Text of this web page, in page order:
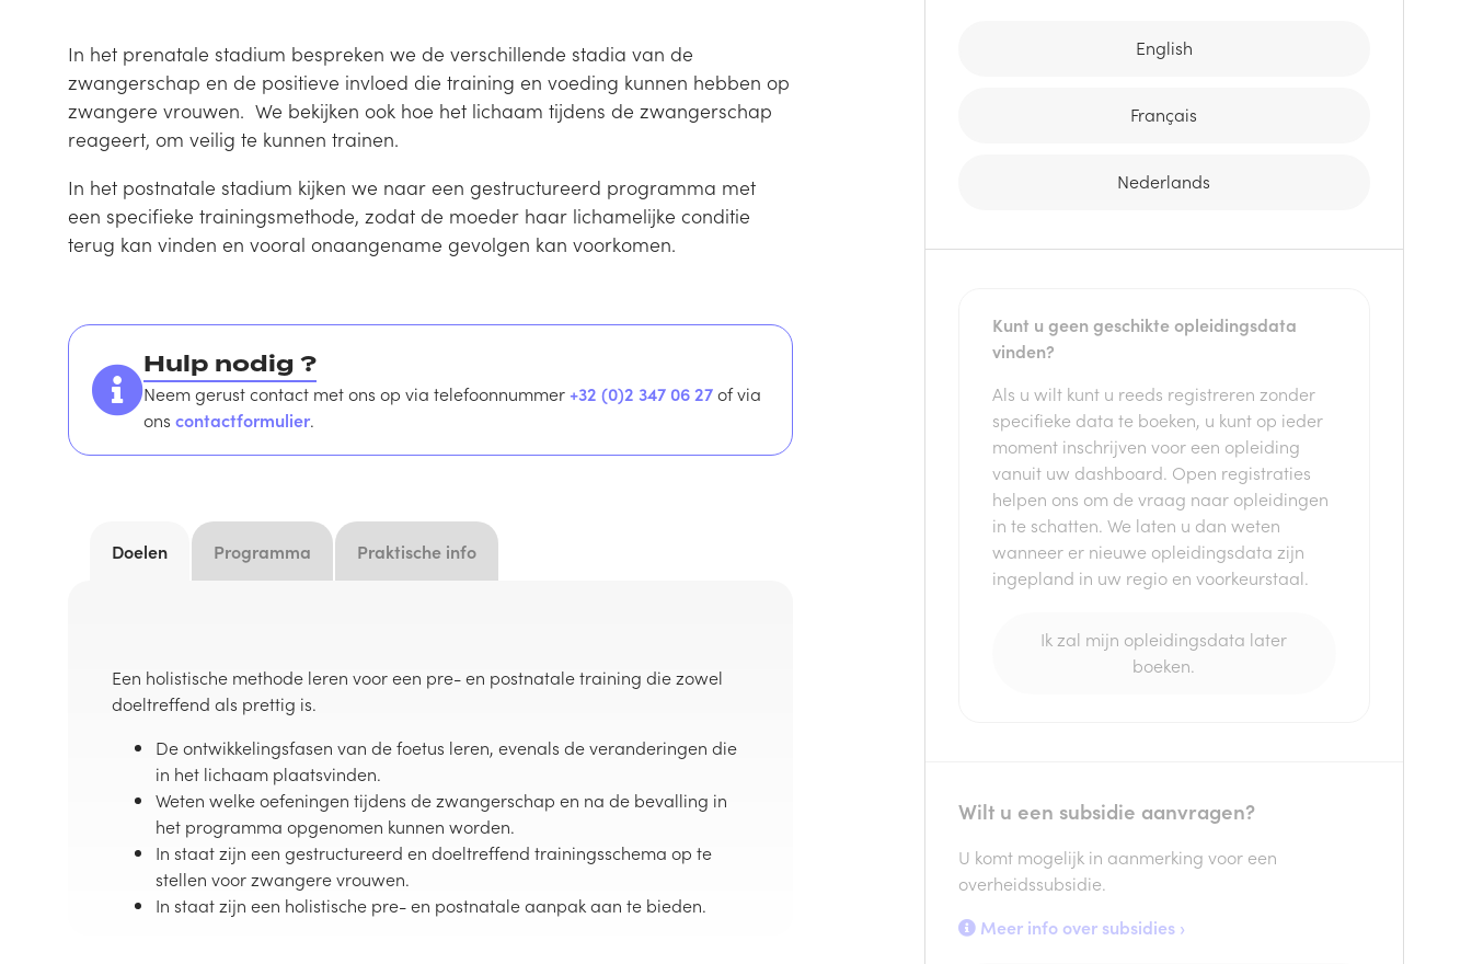
In het prenatale stadium bespreken we de verschillende stadia van de
zwangerschap en de positieve invloed die training en voeding kunnen hebben op
zwangere vrouwen. We bekijken ook hoe het lichaam tijdens de zwangerschap
reageert, om veilig te kunnen trainen.
In het postnatale stadium kijken we naar een gestructureerd programma met
een specifieke trainingsmethode, zodat de moeder haar lichamelijke conditie
terug kan vinden en vooral onaangename gevolgen kan voorkomen.
Hulp nodig ?
Neem gerust contact met ons op via telefoonnummer +32 (0)2 347 06 27of via
ons contactformulier.
Doelen Programma Praktische info
Een holistische methode leren voor een pre- en postnatale training die zowel
doeltreffend als prettig is.
De ontwikkelingsfasen van de foetus leren, evenals de veranderingen die
in het lichaam plaatsvinden.
Weten welke oefeningen tijdens de zwangerschap en na de bevalling in
het programma opgenomen kunnen worden.
In staat zijn een gestructureerd en doeltreffend trainingsschema op te
stellen voor zwangere vrouwen.
In staat zijn een holistische pre- en postnatale aanpak aan te bieden.
English
Français
Nederlands
Kunt u geen geschikte opleidingsdata
vinden?
Als u wilt kunt u reeds registreren zonder
specifieke data te boeken, u kunt op ieder
moment inschrijven voor een opleiding
vanuit uw dashboard. Open registraties
helpen ons om de vraag naar opleidingen
in te schatten. We laten u dan weten
wanneer er nieuwe opleidingsdata zijn
ingepland in uw regio en voorkeurstaal.
Ik zal mijn opleidingsdata later
boeken.
Wilt u een subsidie aanvragen?
U komt mogelijk in aanmerking voor een
overheidssubsidie.
Meer info over subsidies ›